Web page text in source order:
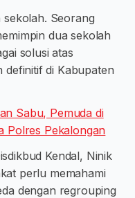
Seorang
dua sekolah
solusi atas
definitif di Kabupaten
Sabu, Pemuda di
Polres Pekalongan
Kendal, Ninik
perlu memahami
dengan regrouping